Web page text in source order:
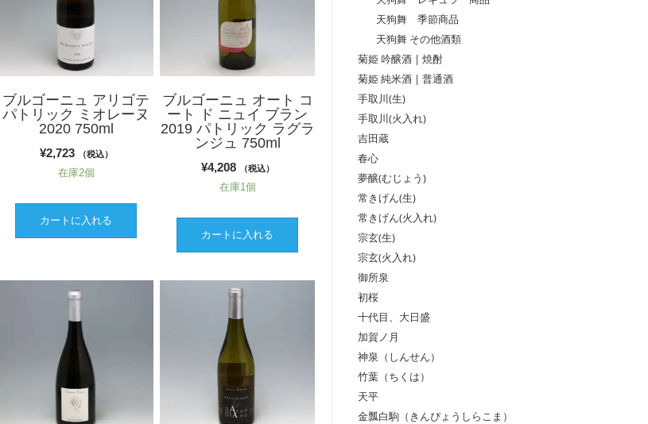
ブルゴーニュ アリゴテ
パトリック ミオレーヌ
2020 750ml
¥2,723 （税込）
在庫2個
カートに入れる
ブルゴーニュ オート コ
ート ド ニュイ ブラン
2019 パトリック ラグラ
ンジュ 750ml
¥4,208 （税込）
在庫1個
カートに入れる
天狗舞 季節商品
天狗舞 その他酒類
菊姫 吟醸酒 | 焼酎
菊姫 純米酒 | 普通酒
手取川(生)
手取川(火入れ)
吉田蔵
春心
夢醸(むじょう)
常きげん(生)
常きげん(火入れ)
宗玄(生)
宗玄(火入れ)
御所泉
初桜
十代目、大日盛
加賀ノ月
神泉（しんせん）
竹葉（ちくは）
天平
金瓢白駒（きんぴょうしらこま）